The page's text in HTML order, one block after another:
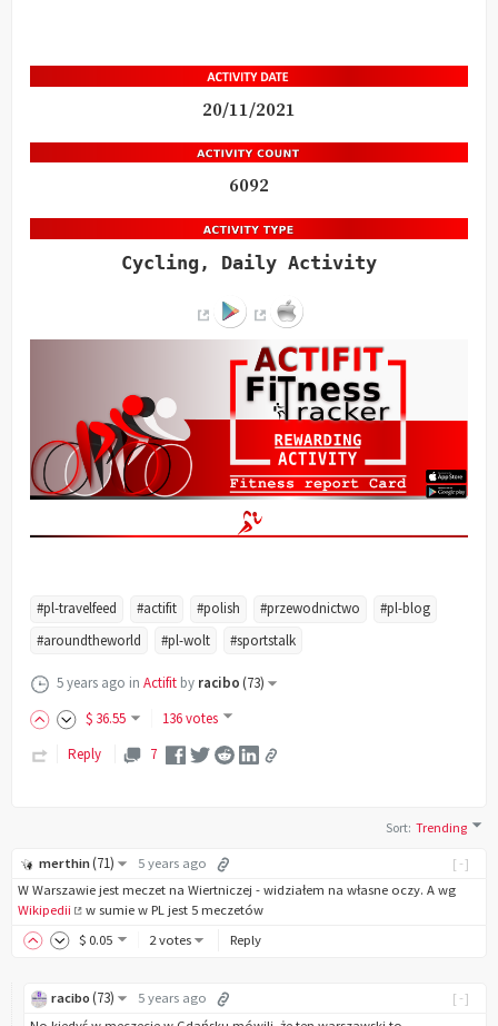
20/11/2021
6092
Cycling, Daily Activity
#pl-travelfeed #actifit #polish #przewodnictwo
#pl-blog
#aroundtheworld
#pl-wolt #sportstalk
5 years ago in Actifit by racibo(73)
$ 36.55
136 votes
Reply
7
Sort:Trending
[-]
merthin(71)
5 years ago
W Warszawie jest meczet na Wiertniczej - widziałem na własne oczy. A wg
Wikipedii
w sumie w PL jest 5 meczetów
$ 0.05 2 votes Reply
[-]
racibo (73)
5 years ago